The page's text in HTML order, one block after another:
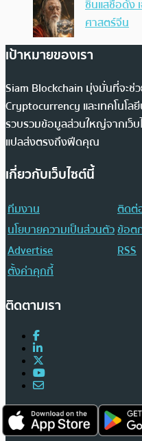
ซินแสชื่อดัง
ศาสตร์จีน
เป้าหมายของเรา
Siam Blockchain มุ่งมั่นที่จะช่
Cryptocurrency และเทคโนโล
รวบรวมข้อมูลส่วนใหญ่จากเว็บ
แปลส่งตรงถึงฟีดคุณ
เกี่ยวกับเว็บไซต์นี้
ทีมงาน
ติดต่
นโยบายความเป็นส่วนตัวข้อต
Advertise
RSS
ตั้งค่าคุกกี้
ติดตามเรา